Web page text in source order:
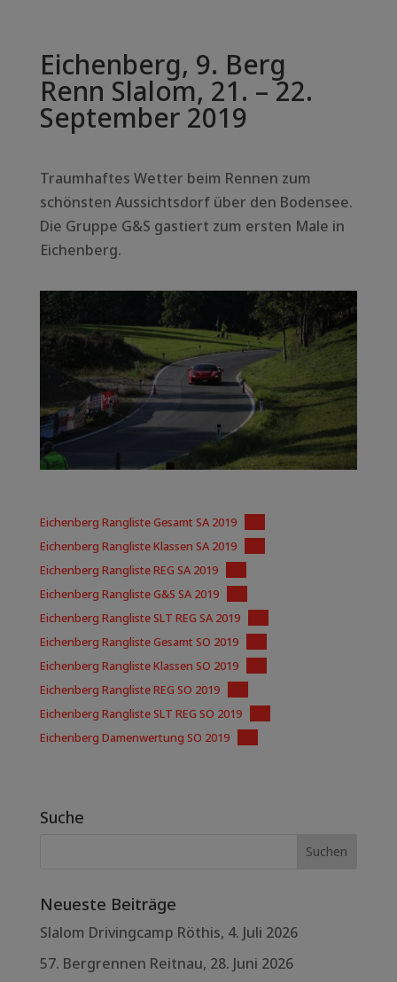
Eichenberg, 9. Berg
Renn Slalom, 21. – 22.
September 2019
Traumhaftes Wetter beim Rennen zum
schönsten Aussichtsdorf über den Bodensee.
Die Gruppe G&S gastiert zum ersten Male in
Eichenberg.
Eichenberg Rangliste Gesamt SA 2019
Eichenberg Rangliste Klassen SA 2019
Eichenberg Rangliste REG SA 2019
Eichenberg Rangliste G&S SA 2019
Eichenberg Rangliste SLT REG SA 2019
Eichenberg Rangliste Gesamt SO 2019
Eichenberg Rangliste Klassen SO 2019
Eichenberg Rangliste REG SO 2019
Eichenberg Rangliste SLT REG SO 2019
Eichenberg Damenwertung SO 2019
Suche
Neueste Beiträge
Slalom Drivingcamp Röthis, 4. Juli 2026
57. Bergrennen Reitnau, 28. Juni 2026